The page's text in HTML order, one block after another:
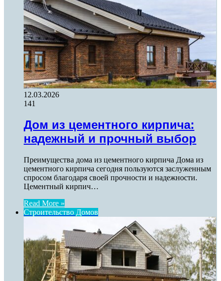
12.03.2026
141
Дом из цементного кирпича:
надежный и прочный выбор
Преимущества дома из цементного кирпича Дома из
цементного кирпича сегодня пользуются заслуженным
спросом благодаря своей прочности и надежности.
Цементный кирпич…
Read More »
Строительство Домов